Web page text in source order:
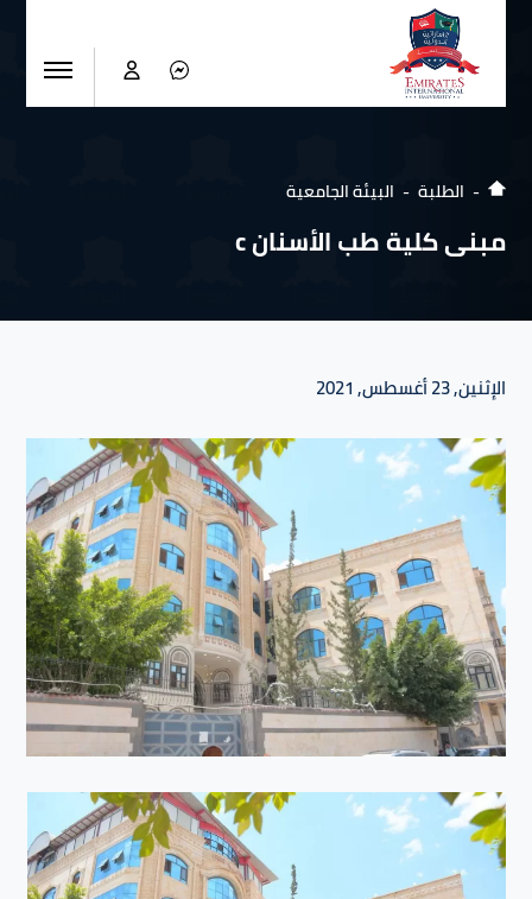
الطلبة البيئة الجامعية
مبنى كلية طب الأسنان c
الإثنين, 23 أغسطس, 2021